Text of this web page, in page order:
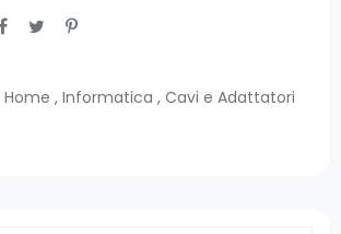
Home , Informatica , Cavi e Adattatori